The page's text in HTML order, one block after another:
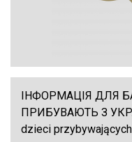
ІНФОРМАЦІЯ ДЛЯ
ПРИБУВАЮТЬ З
dzieci